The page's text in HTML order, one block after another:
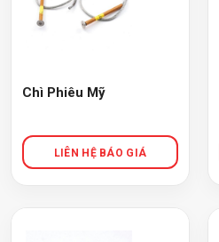
Chì Phiêu Mỹ